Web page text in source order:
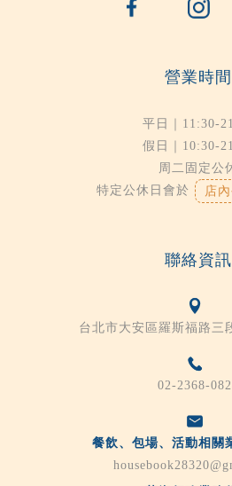
營業時間
平日｜11:30-
假日｜10:30-
周二固定公
特定公休日會於
店
聯絡資訊
台北市大安區羅斯福路三
02-2368-
餐飲、包場、活動相關